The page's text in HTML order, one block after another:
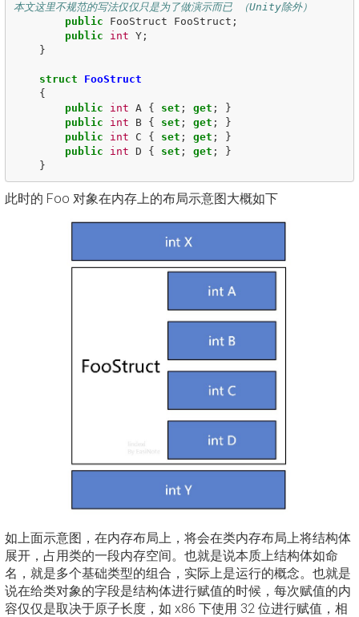
本文这里不规范的写法仅仅只是为了做演示而已 （Unity除外）
public
FooStruct FooStruct ;
public
int Y;
}
struct
FooStruct
{
public
int A { set ; get ;
}
public
int B { set ; get ;
}
public
int C { set ; get ;
}
public
int D { set ; get ;
}
}
此时的 Foo 对象在内存上的布局示意图大概如下
如上面示意图，在内存布局上，将会在类内存布局上将结构体
展开，占用类的一段内存空间。也就是说本质上结构体如命
名，就是多个基础类型的组合，实际上是运行的概念。也就是
说在给类对象的字段是结构体进行赋值的时候，每次赋值的内
容仅仅是取决于原子长度，如 x86 下使用 32 位进行赋值，相